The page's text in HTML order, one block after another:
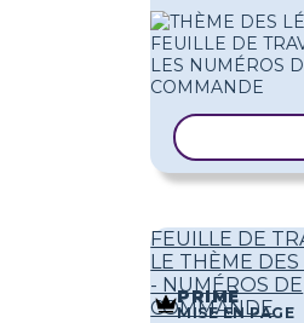
FEUILLE DE
LE THÈME DES
- NUMÉROS DE
COMMANDE
PRIME
MISE EN PAGE